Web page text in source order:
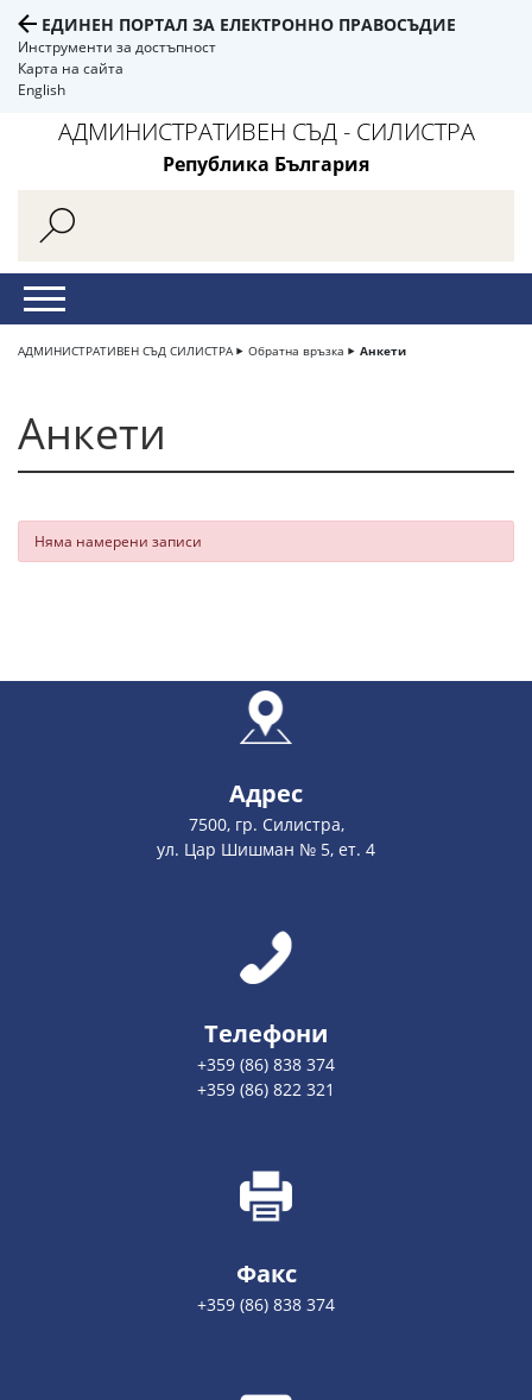
ЕДИНЕН ПОРТАЛ ЗА ЕЛЕКТРОННО ПРАВОСЪДИЕ
Инструменти за достъпност
Карта на сайта
English
АДМИНИСТРАТИВЕН СЪД - СИЛИСТРА
Република България
АДМИНИСТРАТИВЕН СЪД СИЛИСТРА Обратна връзка Анкети
Анкети
Няма намерени записи
Адрес
7500, гр. Силистра,
ул. Цар Шишман № 5, ет. 4
Телефони
+359 (86) 838 374
+359 (86) 822 321
Факс
+359 (86) 838 374